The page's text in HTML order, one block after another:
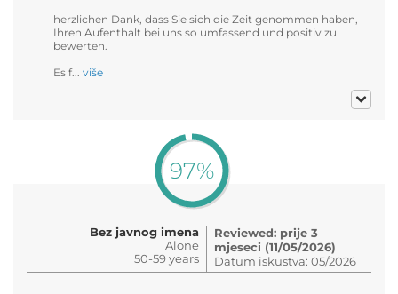
herzlichen Dank, dass Sie sich die Zeit genommen haben,
Ihren Aufenthalt bei uns so umfassend und positiv zu
bewerten.
Es f... više
97%
Bez javnog imena
Alone
50-59 years
Reviewed: prije 3
mjeseci (11/05/2026)
Datum iskustva: 05/2026